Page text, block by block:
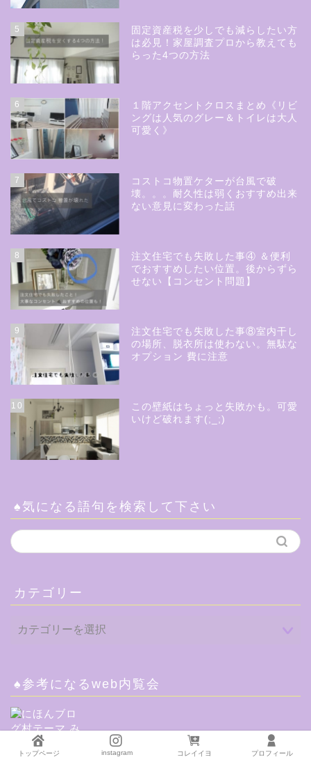
5
固定資産税を少しでも減らしたい方
は必見！家屋調査プロから教えても
らった4つの方法
6
１階アクセントクロスまとめ《リビ
ングは人気のグレー＆トイレは大人
可愛く》
7
コストコ物置ケターが台風で破
壊。。。耐久性は弱くおすすめ出来
ない意見に変わった話
8
注文住宅でも失敗した事④ ＆便利
でおすすめしたい位置。後からずら
せない【コンセント問題】
9
注文住宅でも失敗した事⑧室内干し
の場所、脱衣所は使わない。無駄な
オプション 費に注意
10
この壁紙はちょっと失敗かも。可愛
いけど破れます(;_;)
♠気になる語句を検索して下さい
カテゴリー
♠参考になるweb内覧会
トップページ instagram コレイイヨ プロフィール